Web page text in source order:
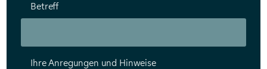
Betreff
Ihre Anregungen und Hinweise